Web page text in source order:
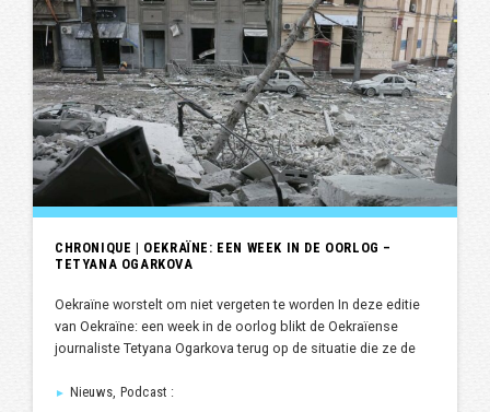
CHRONIQUE | OEKRAÏNE: EEN WEEK IN DE OORLOG –
TETYANA OGARKOVA
Oekraïne worstelt om niet vergeten te worden In deze editie
van Oekraïne: een week in de oorlog blikt de Oekraïense
journaliste Tetyana Ogarkova terug op de situatie die ze de
► Nieuws, Podcast :